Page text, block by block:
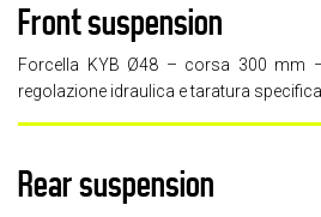
Front suspension
Forcella KYB Ø48 – corsa 300 mm
regolazione idraulica e taratura
Rear suspension